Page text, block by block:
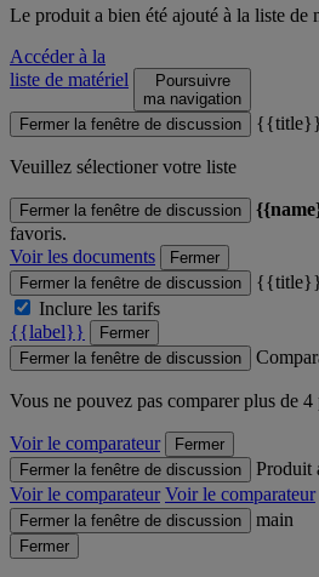
Le produit a bien été ajouté à la liste de
Accéder à la
liste de matériel
Poursuivre
ma navigation
Fermer la fenêtre de discussion
{{title}}
Veuillez sélectioner votre liste
Fermer la fenêtre de discussion
favoris.
Voir les documents
Fermer
Fermer la fenêtre de discussion
{{title}}
Inclure les tarifs
{{label}}
Fermer
Fermer la fenêtre de discussion
Vous ne pouvez pas comparer plus de 4
Voir le comparateur
Fermer
Fermer la fenêtre de discussion
Produit
Voir le comparateur Voir le comparateur
Fermer la fenêtre de discussion
main
Fermer